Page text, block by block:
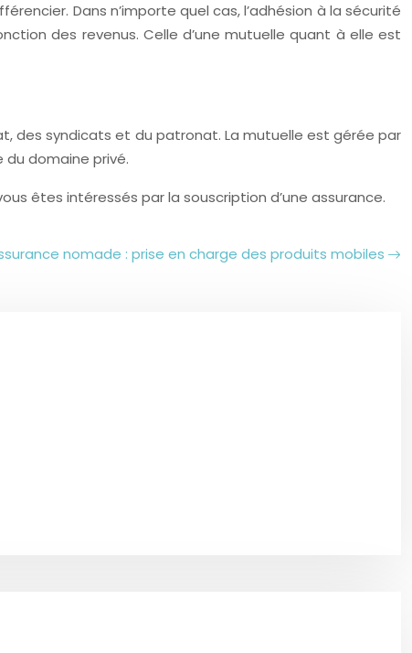
Dans n’importe quel cas, l’adhésion à la sécurité
des revenus. Celle d’une mutuelle quant à elle est
des syndicats et du patronat. La mutuelle est gérée par
domaine privé.
êtes intéressés par la souscription d’une assurance.
nomade : prise en charge des produits mobiles